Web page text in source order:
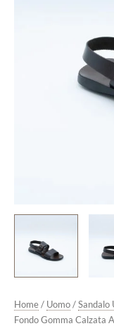
Home / Uomo / Sandalo
Fondo Gomma Calzata